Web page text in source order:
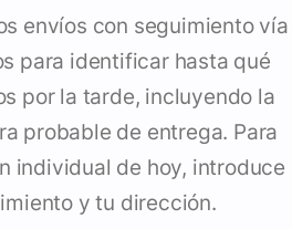
envíos con seguimiento vía
para identificar hasta qué
por la tarde, incluyendo la
probable de entrega. Para
individual de hoy, introduce
y tu dirección.